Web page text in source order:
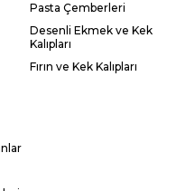
Pasta Çemberleri
Desenli Ekmek ve Kek
Kalıpları
Fırın ve Kek Kalıpları